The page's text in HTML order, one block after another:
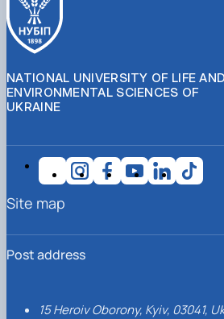
NATIONAL UNIVERSITY OF LIFE AND
ENVIRONMENTAL SCIENCES OF
UKRAINE
Post address
15 Heroiv Oborony, Kyiv, 03041,
Site map